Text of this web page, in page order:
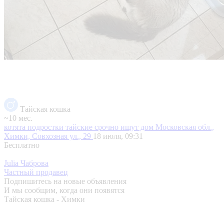
Тайская кошка
~10 мес.
котята подростки тайские срочно ищут дом Московская обл.,
Химки, Совхозная ул., 29 18 июля, 09:31
Бесплатно
Julia Чаброва
Частный продавец
Подпишитесь на новые объявления
И мы сообщим, когда они появятся
Тайская кошка - Химки